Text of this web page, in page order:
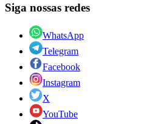
Siga nossas redes
WhatsApp
Telegram
Facebook
Instagram
X
YouTube